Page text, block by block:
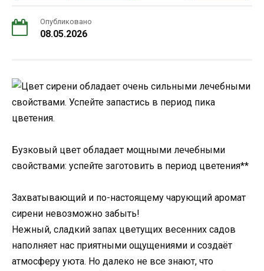
Опубликовано
08.05.2026
Бузковый цвет обладает мощными лечебными
свойствами: успейте заготовить в период цветения**
Захватывающий и по-настоящему чарующий аромат
сирени невозможно забыть!
Нежный, сладкий запах цветущих весенних садов
наполняет нас приятными ощущениями и создаёт
атмосферу уюта. Но далеко не все знают, что